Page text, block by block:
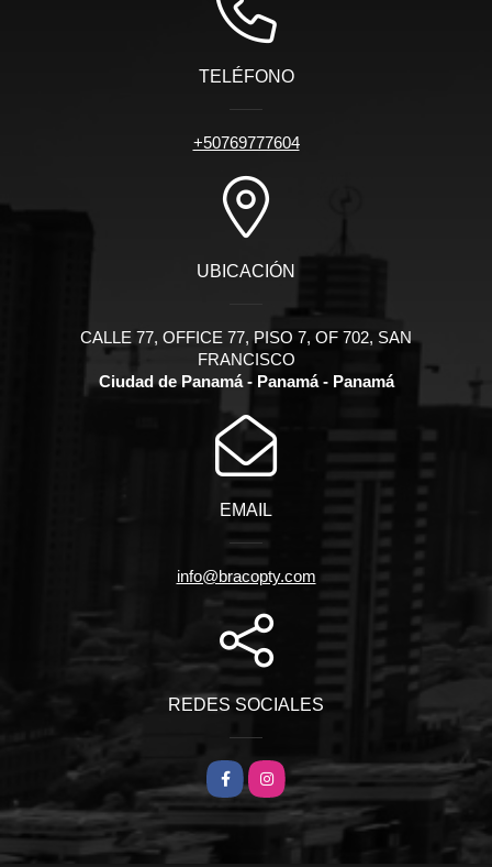
TELÉFONO
+50769777604
UBICACIÓN
CALLE 77, OFFICE 77, PISO 7, OF 702, SAN
FRANCISCO
Ciudad de Panamá - Panamá - Panamá
EMAIL
info@bracopty.com
REDES SOCIALES
FacebookInstagram